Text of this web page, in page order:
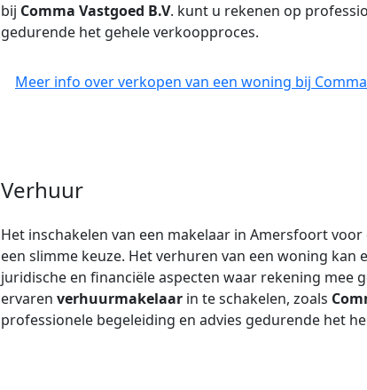
bij Comma Vastgoed B.V. kunt u rekenen op
gedurende het gehele verkoopproces.
Meer info over verkopen van een woning bij
Verhuur
Het inschakelen van een makelaar in Amersfoort
een slimme keuze. Het verhuren van een woning kan
juridische en financiële aspecten waar rekening mee
ervaren verhuurmakelaar in te schakelen, zoals
professionele begeleiding en advies gedurende het